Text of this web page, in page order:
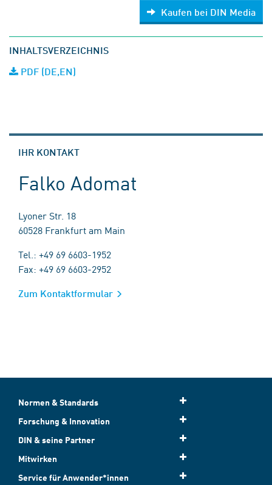
Kaufen bei DIN Media
INHALTSVERZEICHNIS
PDF (DE,EN)
IHR KONTAKT
Falko Adomat
Lyoner Str. 18
60528 Frankfurt am Main
Tel.: +49 69 6603-1952
Fax: +49 69 6603-2952
Zum Kontaktformular
Normen & Standards
Forschung & Innovation
DIN & seine Partner
Mitwirken
Service für Anwender*innen